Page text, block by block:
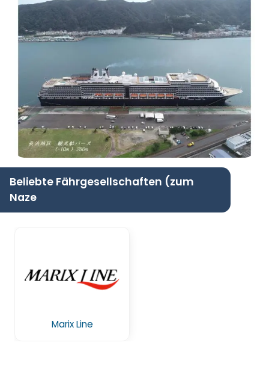
Beliebte Fährgesellschaften (zum
Naze
Marix Line